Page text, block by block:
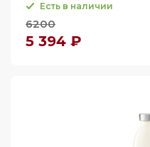
Есть в наличии
6200
5 394 ₽